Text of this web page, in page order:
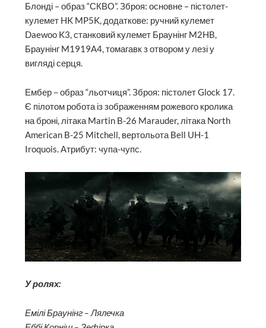
Блонді – образ “СКВО”. Зброя: основне – пістолет-
кулемет HK MP5K, додаткове: ручний кулемет
Daewoo K3, станковий кулемет Браунінг M2HB,
Браунінг M1919A4, томагавк з отвором у лезі у
вигляді серця.
Ембер – образ “льотчиця”. Зброя: пістолет Glock 17.
Є пілотом робота із зображенням рожевого кролика
на броні, літака Martin B-26 Marauder, літака North
American B-25 Mitchell, вертольота Bell UH-1
Iroquois. Атрибут: чупа-чупс.
У ролях:
Емілі Браунінг – Лялечка